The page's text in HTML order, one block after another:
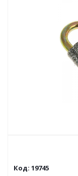
Код: 19745